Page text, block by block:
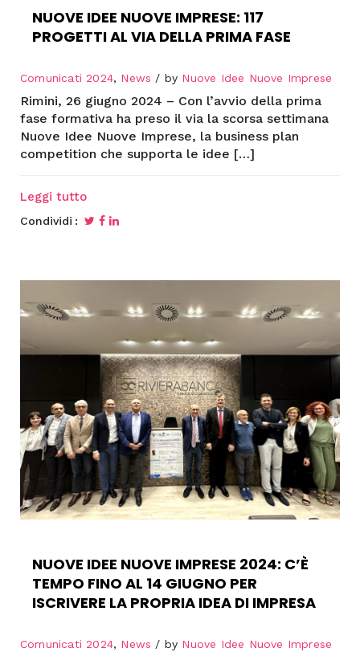
NUOVE IDEE NUOVE IMPRESE: 117
PROGETTI AL VIA DELLA PRIMA FASE
Comunicati 2024, News by Nuove Idee Nuove Imprese
Rimini, 26 giugno 2024 – Con l’avvio della prima
fase formativa ha preso il via la scorsa settimana
Nuove Idee Nuove Imprese, la business plan
competition che supporta le idee […]
Leggi tutto
Condividi
NUOVE IDEE NUOVE IMPRESE 2024: C’È
TEMPO FINO AL 14 GIUGNO PER
ISCRIVERE LA PROPRIA IDEA DI IMPRESA
Comunicati 2024, News by Nuove Idee Nuove Imprese